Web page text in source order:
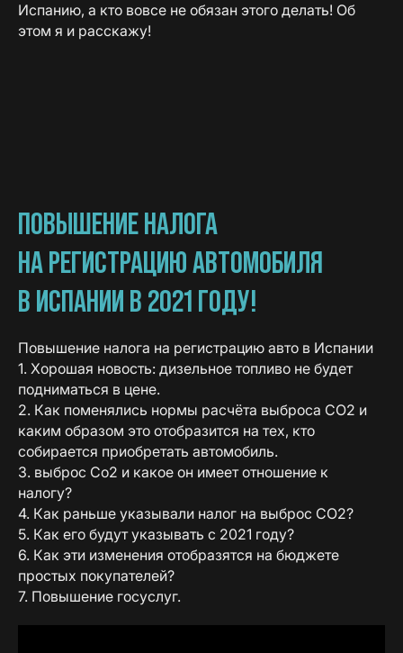
Испанию, а кто вовсе не обязан этого делать! Об
этом я и расскажу!
ПОВЫШЕНИЕ НАЛОГА
НА РЕГИСТРАЦИЮ АВТОМОБИЛЯ
В ИСПАНИИ В 2021 ГОДУ!
Повышение налога на регистрацию авто в Испании
1. Хорошая новость: дизельное топливо не будет
подниматься в цене.
2. Как поменялись нормы расчёта выброса СО2 и
каким образом это отобразится на тех, кто
собирается приобретать автомобиль.
3. выброс Со2 и какое он имеет отношение к
налогу?
4. Как раньше указывали налог на выброс СО2?
5. Как его будут указывать с 2021 году?
6. Как эти изменения отобразятся на бюджете
простых покупателей?
7. Повышение госуслуг.